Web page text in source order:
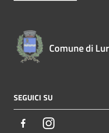
Comune di
SEGUICI SU
FacebookInstagram